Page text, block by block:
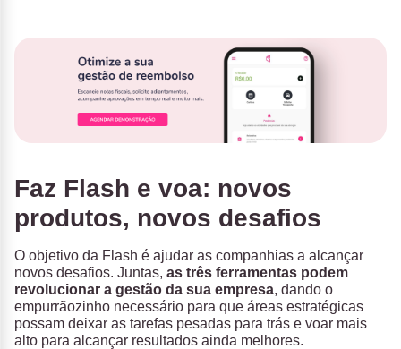
Faz Flash e voa: novos
produtos, novos desafios
O objetivo da Flash é ajudar as companhias a alcançar
novos desafios. Juntas, as três ferramentas podem
revolucionar a gestão da sua empresa, dando o
empurrãozinho necessário para que áreas estratégicas
possam deixar as tarefas pesadas para trás e voar mais
alto para alcançar resultados ainda melhores.